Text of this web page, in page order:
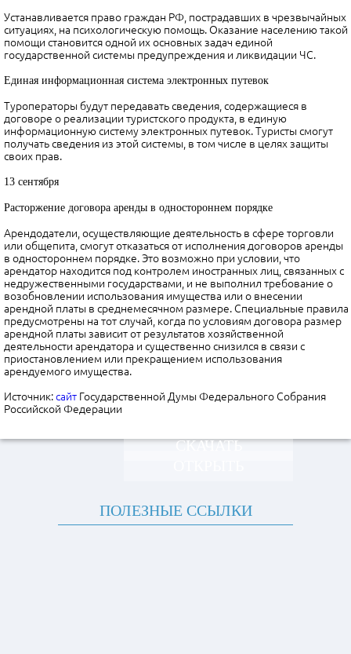
Устанавливается право граждан РФ, пострадавших в чрезвычайных
ситуациях, на психологическую помощь. Оказание населению такой
помощи становится одной их основных задач единой
государственной системы предупреждения и ликвидации ЧС.
Единая информационная система электронных путевок
Туроператоры будут передавать сведения, содержащиеся в
договоре о реализации туристского продукта, в единую
информационную систему электронных путевок. Туристы смогут
получать сведения из этой системы, в том числе в целях защиты
своих прав.
13 сентября
Расторжение договора аренды в одностороннем порядке
Арендодатели, осуществляющие деятельность в сфере торговли
или общепита, смогут отказаться от исполнения договоров аренды
в одностороннем порядке. Это возможно при условии, что
арендатор находится под контролем иностранных лиц, связанных с
недружественными государствами, и не выполнил требование о
возобновлении использования имущества или о внесении
арендной платы в среднемесячном размере. Специальные правила
предусмотрены на тот случай, когда по условиям договора размер
арендной платы зависит от результатов хозяйственной
деятельности арендатора и существенно снизился в связи с
приостановлением или прекращением использования
арендуемого имущества.
Источник:сайт Государственной Думы Федерального Собрания
Российской Федерации
СКАЧАТЬ
ПОЛЕЗНЫЕ ССЫЛКИ